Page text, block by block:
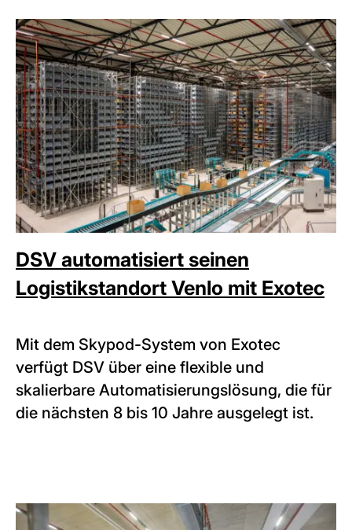
DSV automatisiert seinen
Logistikstandort Venlo mit Exotec
Mit dem Skypod-System von Exotec
verfügt DSV über eine flexible und
skalierbare Automatisierungslösung, die für
die nächsten 8 bis 10 Jahre ausgelegt ist.